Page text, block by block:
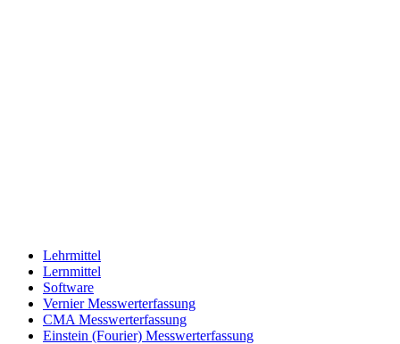
Lehrmittel
Lernmittel
Software
Vernier Messwerterfassung
CMA Messwerterfassung
Einstein (Fourier) Messwerterfassung